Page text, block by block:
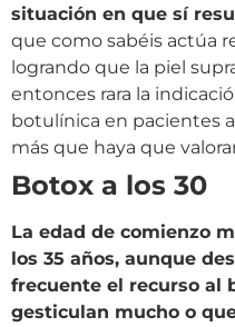
situación en que sí
que como sabéis actúa
logrando que la piel
entonces rara la
botulínica en pacientes
más que haya que
Botox a los 30
La edad de comienzo
los 35 años, aunque
frecuente el recurso al
gesticulan mucho o